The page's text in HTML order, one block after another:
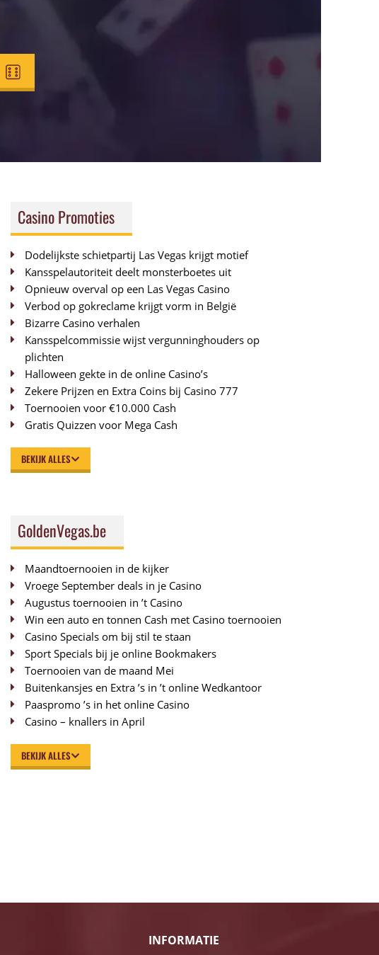
Casino Promoties
Dodelijkste schietpartij Las Vegas krijgt motief
Kansspelautoriteit deelt monsterboetes uit
Opnieuw overval op een Las Vegas Casino
Verbod op gokreclame krijgt vorm in België
Bizarre Casino verhalen
Kansspelcommissie wijst vergunninghouders op
plichten
Halloween gekte in de online Casino’s
Zekere Prijzen en Extra Coins bij Casino 777
Toernooien voor €10.000 Cash
Gratis Quizzen voor Mega Cash
BEKIJK ALLES
GoldenVegas.be
Maandtoernooien in de kijker
Vroege September deals in je Casino
Augustus toernooien in ’t Casino
Win een auto en tonnen Cash met Casino toernooien
Casino Specials om bij stil te staan
Sport Specials bij je online Bookmakers
Toernooien van de maand Mei
Buitenkansjes en Extra ’s in ’t online Wedkantoor
Paaspromo ’s in het online Casino
Casino – knallers in April
BEKIJK ALLES
INFORMATIE